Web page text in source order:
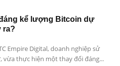
kể lượng Bitcoin dự
ra?
Empire Digital, doanh nghiệp sử
vừa thực hiện một thay đổi đáng...